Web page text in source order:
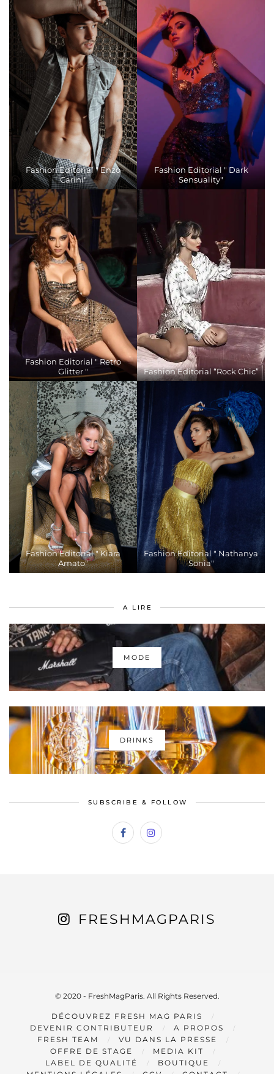
Fashion Editorial " Enzo
Carini"
Fashion Editorial " Dark
Sensuality"
Fashion Editorial " Retro
Glitter "
Fashion Editorial “Rock Chic”
Fashion Editorial " Kiara
Amato"
Fashion Editorial " Nathanya
Sonia"
A LIRE
MODE
DRINKS
SUBSCRIBE & FOLLOW
FRESHMAGPARIS
© 2020 - FreshMagParis. All Rights Reserved.
DÉCOUVREZ FRESH MAG PARIS
DEVENIR CONTRIBUTEUR
A PROPOS
FRESH TEAM
VU DANS LA PRESSE
OFFRE DE STAGE
MEDIA KIT
LABEL DE QUALITÉ
BOUTIQUE